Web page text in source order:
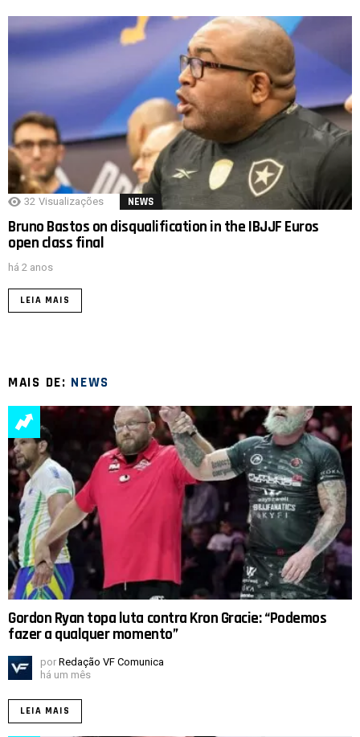
32 Visualizações NEWS
Bruno Bastos on disqualification in the IBJJF Euros
open class final
há 2 anos
LEIA MAIS
MAIS DE: NEWS
Gordon Ryan topa luta contra Kron Gracie: “Podemos
fazer a qualquer momento”
por Redação VF Comunica
há um mês
LEIA MAIS